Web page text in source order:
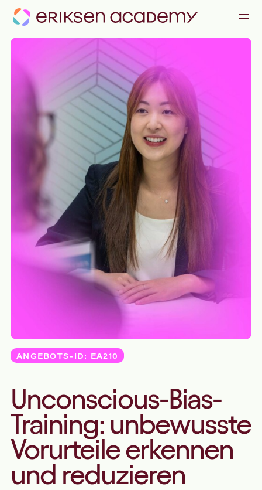
KOMMUNIKATION & KONFLIKTE
FÜHRUNG & ZUSAMMENARBEIT
ALLE ANGEBOTE
JOURNAL
TEAM
ANGEBOTS-ID: EA210
Unconscious-Bias-
Training: unbewusste
Vorurteile erkennen
und reduzieren